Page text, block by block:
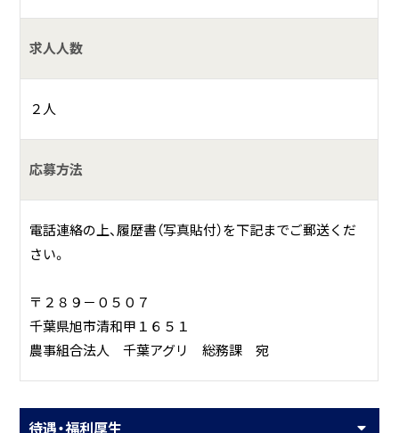
求人人数
２人
応募方法
電話連絡の上、履歴書（写真貼付）を下記までご郵送くだ
さい。
〒２８９－０５０７
千葉県旭市清和甲１６５１
農事組合法人 千葉アグリ 総務課 宛
待遇・福利厚生